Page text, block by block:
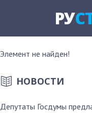
РУ
Элемент не найден!
НОВОСТИ
Депутаты Госдумы